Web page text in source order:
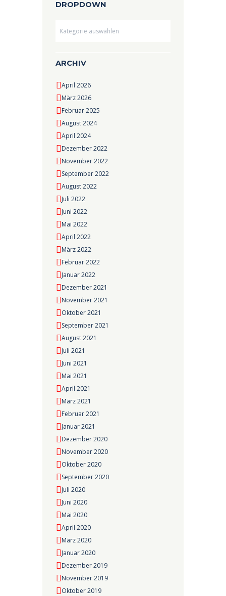
DROPDOWN
ARCHIV
April 2026
März 2026
Februar 2025
August 2024
April 2024
Dezember 2022
November 2022
September 2022
August 2022
Juli 2022
Juni 2022
Mai 2022
April 2022
März 2022
Februar 2022
Januar 2022
Dezember 2021
November 2021
Oktober 2021
September 2021
August 2021
Juli 2021
Juni 2021
Mai 2021
April 2021
März 2021
Februar 2021
Januar 2021
Dezember 2020
November 2020
Oktober 2020
September 2020
Juli 2020
Juni 2020
Mai 2020
April 2020
März 2020
Januar 2020
Dezember 2019
November 2019
Oktober 2019